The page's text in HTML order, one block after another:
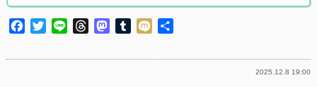
Facebook
TwitterLine ThreadsMastodon
Tumblr
Mixi
2025.12.8 19:00